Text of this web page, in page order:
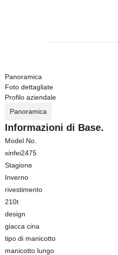
Panoramica
Foto dettagliate
Profilo aziendale
Panoramica
Informazioni di Base.
Model No.
xinfei2475
Stagione
Inverno
rivestimento
210t
design
giacca cina
tipo di manicotto
manicotto lungo